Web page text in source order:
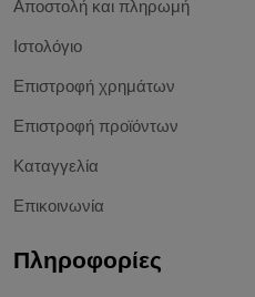
Αποστολή και πληρωμή
Ιστολόγιο
Επιστροφή χρημάτων
Επιστροφή προϊόντων
Καταγγελία
Επικοινωνία
Πληροφορίες